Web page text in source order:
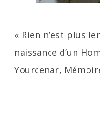
« Rien n’est plus
naissance d’un
Yourcenar,